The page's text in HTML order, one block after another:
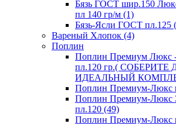
Бязь ГОСТ шир.150
пл 140 гр/м (1)
Бязь-Ясли ГОСТ пл.125
Вареный Хлопок (4)
Поплин
Поплин Премиум Люкс
пл.120 гр.(
ИДЕАЛЬНЫЙ
Поплин Премиум-Люкс
Поплин Премиум-Люкс
пл.120 (49)
Поплин Премиум-Люкс